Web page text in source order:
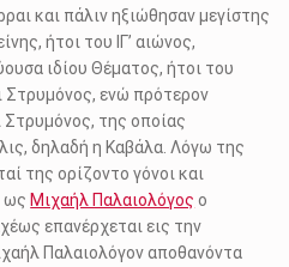
και πάλιν ηξιώθησαν μεγίστης
ήτοι του ΙΓ’ αιώνος,
ιδίου Θέματος, ήτοι του
ενώ πρότερον
της οποίας
δηλαδή η Καβάλα. Λόγω της
της ορίζοντο γόνοι και
ως Μιχαήλ Παλαιολόγος ο
επανέρχεται εις την
Παλαιολόγον αποθανόντα